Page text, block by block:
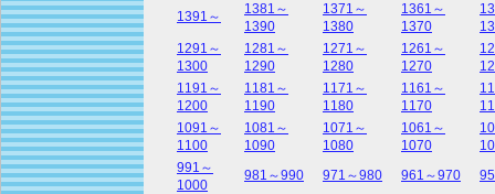
1391～
1381～
1390
1371～
1380
1361～
1370
1291～
1300
1281～
1290
1271～
1280
1261～
1270
1191～
1200
1181～
1190
1171～
1180
1161～
1170
1091～
1100
1081～
1090
1071～
1080
1061～
1070
991～
1000
981～990 971～980 961～970